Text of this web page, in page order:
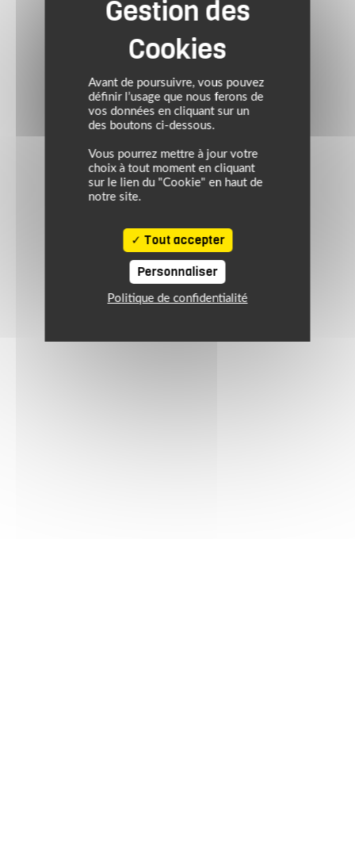
Avant de poursuivre, vous pouvez
définir l’usage que nous ferons de
vos données en cliquant sur un
des boutons ci-dessous.
Vous pourrez mettre à jour votre
choix à tout moment en cliquant
sur le lien du "Cookie" en haut de
notre site.
Tout accepter
Personnaliser
Politique de confidentialité